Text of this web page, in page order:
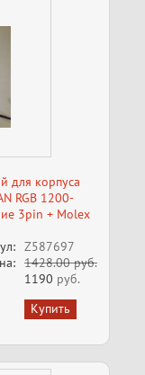
для корпуса
RGB 1200-
3pin + Molex
Z587697
1428.00 руб.
1190 руб.